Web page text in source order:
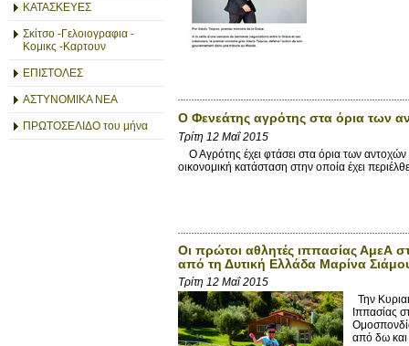
ΚΑΤΑΣΚΕΥΕΣ
Σκίτσο -Γελοιογραφια -
Κομικς -Καρτουν
ΕΠΙΣΤΟΛΕΣ
ΑΣΤΥΝΟΜΙΚΑ ΝΕΑ
ΠΡΩΤΟΣΕΛΙΔΟ του μήνα
O Φενεάτης αγρότης στα όρια των
Τρίτη 12 Μαΐ 2015
Ο Αγρότης έχει φτάσει στα όρια των αντοχών
οικονομική κατάσταση στην οποία έχει
Οι πρώτοι αθλητές ιππασίας ΑμεΑ
από τη Δυτική Ελλάδα Μαρίνα
Τρίτη 12 Μαΐ 2015
Την
Ιππασίας
από δω και